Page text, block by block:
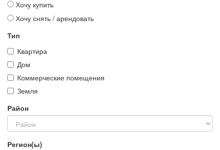
Хочу купить
Хочу снять / арендовать
Тип
Квартира
Дом
Коммерческие помещения
Земля
Район
Регион(ы)